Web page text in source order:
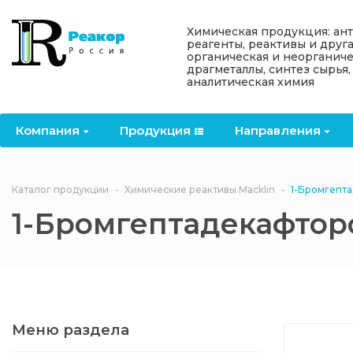
Компания Продукция Направления
Назад
Компания
Лицензии
Документы
Филиалы
Назад
Продукция
OceanСhem
Антипирены
антипирены
3ASenrise
Назад
Направления
Отвердители
Назад
Информация
Акции
Политика
конфиденциальности
Химическая продукция:
реагенты, реактивы и
органическая и
драгметаллы, синтез сырья,
аналитическая химия
Каталог продукции Химические реактивы Macklin 1-
1-
Меню раздела